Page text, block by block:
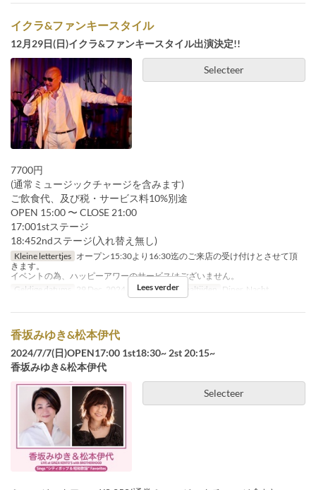
イクラ&ファンキースタイル
12月29日(日)イクラ&ファンキースタイル出演決定!!
Selecteer
7700円
(通常ミュージックチャージを含みます)
ご飲食代、及び税・サービス料10%別途
OPEN 15:00 〜 CLOSE 21:00
17:001stステージ
18:452ndステージ(入れ替え無し)
Kleine lettertjes オープン15:30より16:30迄のご来店の受け付けとさせて頂
きます。
イベントの為、ハッピーアワーのサービスはございません。
Geldige datums
29 Dec, 2024 Dagen Zo Maaltijden Diner, Nacht
Lees verder
香坂みゆき&松本伊代
2024/7/7(日)OPEN17:00 1st18:30~ 2st 20:15~
香坂みゆき&松本伊代
Selecteer